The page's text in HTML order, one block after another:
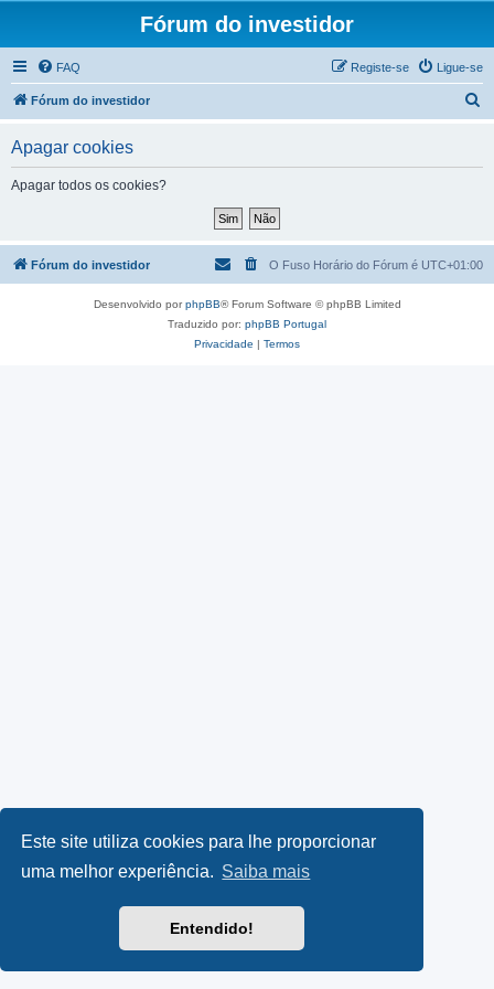
Este site utiliza cookies para lhe proporcionar
uma melhor experiência. Saiba mais
Entendido!
Fórum do investidor
FAQ Ligue-se
Registe-se
Fórum do investidor
a
Apagar cookies
Apagar todos os cookies?
Fórum do investidor O Fuso Horário do Fórum é UTC+01:00
Desenvolvido porphpBB® Forum Software © phpBB Limited
Traduzido por: phpBB Portugal
Privacidade | Termos